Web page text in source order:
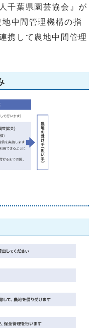
千葉県園芸協会』が
中間管理機構の指
携して農地中間管理